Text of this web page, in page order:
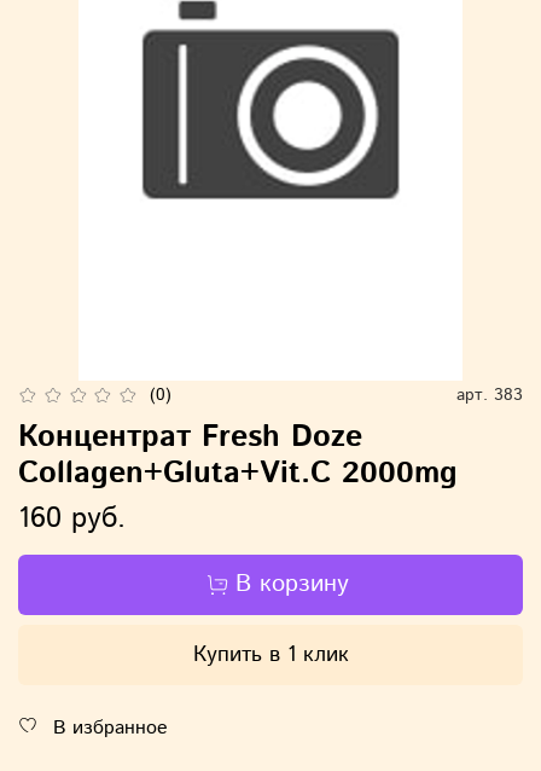
(0) арт. 383
Концентрат Fresh Doze
Collagen+Gluta+Vit.C 2000mg
160 руб.
В корзину
Купить в 1 клик
В избранное